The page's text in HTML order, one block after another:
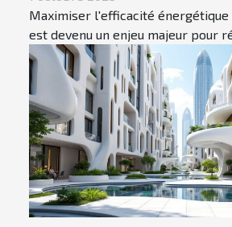
Maximiser l'efficacité énergétique
est devenu un enjeu majeur pour